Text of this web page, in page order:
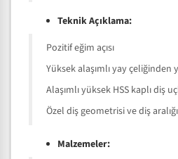
Teknik Açıklama:
Pozitif eğim açısı
Yüksek alaşımlı yay çeliğinden
Alaşımlı yüksek HSS kaplı diş
Özel diş geometrisi ve diş aralığı
Malzemeler: